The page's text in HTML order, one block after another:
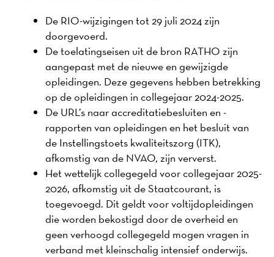
De RIO-wijzigingen tot 29 juli 2024 zijn
doorgevoerd.
De toelatingseisen uit de bron RATHO zijn
aangepast met de nieuwe en gewijzigde
opleidingen. Deze gegevens hebben betrekking
op de opleidingen in collegejaar 2024-2025.
De URL’s naar accreditatiebesluiten en -
rapporten van opleidingen en het besluit van
de Instellingstoets kwaliteitszorg (ITK),
afkomstig van de NVAO, zijn ververst.
Het wettelijk collegegeld voor collegejaar 2025-
2026, afkomstig uit de Staatcourant, is
toegevoegd. Dit geldt voor voltijdopleidingen
die worden bekostigd door de overheid en
geen verhoogd collegegeld mogen vragen in
verband met kleinschalig intensief onderwijs.